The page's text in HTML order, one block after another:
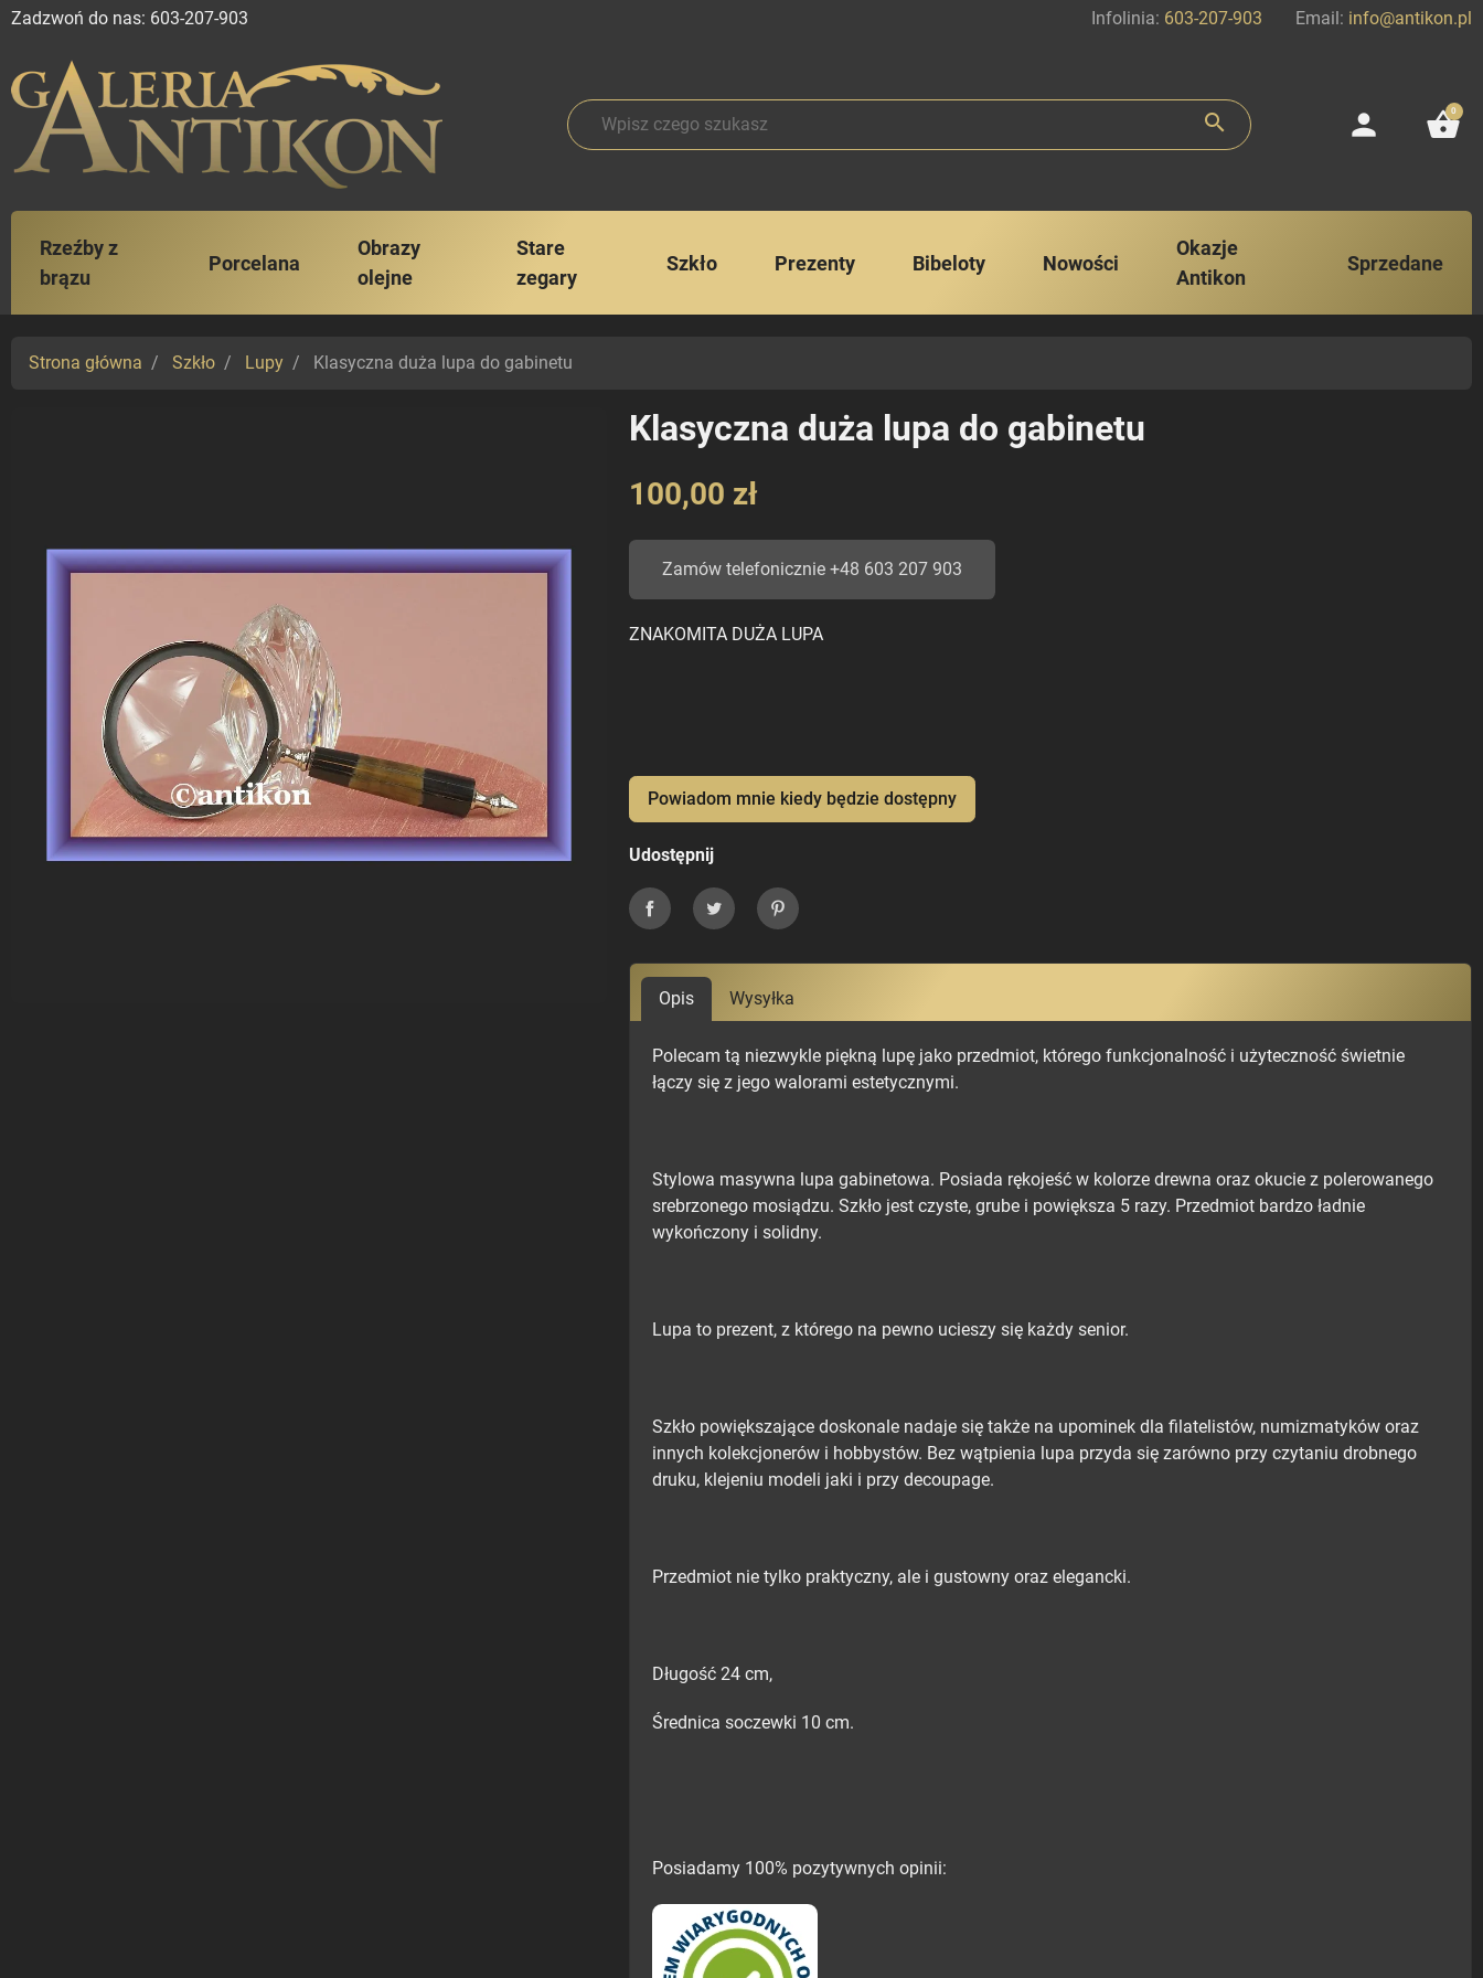
Zadzwoń do nas: 603-207-903 Infolinia: 603-207-903 Email: info@antikon.pl
search person shopping_basket
0
Rzeźby z
brązu
Porcelana
Obrazy
olejne
Stare
zegary
Szkło Prezenty Bibeloty Nowości
Okazje
Antikon
Sprzedane
Strona główna Szkło Lupy Klasyczna duża lupa do gabinetu
Klasyczna duża lupa do gabinetu
100,00 zł
Zamów telefonicznie +48 603 207 903
ZNAKOMITA DUŻA LUPA
Powiadom mnie kiedy będzie dostępny
Udostępnij
UdostępnijTweetujPinterest
Opis Wysyłka
Polecam tą niezwykle piękną lupę jako przedmiot, którego funkcjonalność i użyteczność świetnie
łączy się z jego walorami estetycznymi.
Stylowa masywna lupa gabinetowa. Posiada rękojeść w kolorze drewna oraz okucie z polerowanego
srebrzonego mosiądzu. Szkło jest czyste, grube i powiększa 5 razy. Przedmiot bardzo ładnie
wykończony i solidny.
Lupa to prezent, z którego na pewno ucieszy się każdy senior.
Szkło powiększające doskonale nadaje się także na upominek dla filatelistów, numizmatyków oraz
innych kolekcjonerów i hobbystów. Bez wątpienia lupa przyda się zarówno przy czytaniu drobnego
druku, klejeniu modeli jaki i przy decoupage.
Przedmiot nie tylko praktyczny, ale i gustowny oraz elegancki.
Długość 24 cm,
Średnica soczewki 10 cm.
Posiadamy 100% pozytywnych opinii: